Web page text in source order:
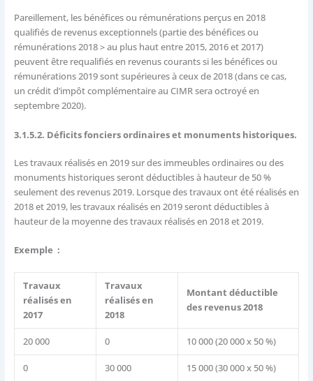
Pareillement, les bénéfices ou rémunérations perçus en 2018
qualifiés de revenus exceptionnels (partie des bénéfices ou
rémunérations 2018 > au plus haut entre 2015, 2016 et 2017)
peuvent être requalifiés en revenus courants si les bénéfices ou
rémunérations 2019 sont supérieures à ceux de 2018 (dans ce cas,
un crédit d’impôt complémentaire au CIMR sera octroyé en
septembre 2020).
3.1.5.2. Déficits fonciers ordinaires et monuments historiques.
Les travaux réalisés en 2019 sur des immeubles ordinaires ou des
monuments historiques seront déductibles à hauteur de 50 %
seulement des revenus 2019. Lorsque des travaux ont été réalisés en
2018 et 2019, les travaux réalisés en 2019 seront déductibles à
hauteur de la moyenne des travaux réalisés en 2018 et 2019.
Exemple :
Travaux
réalisés en
2017
Travaux
réalisés en
2018
Montant déductible
des revenus 2018
20 000 0 10 000 (20 000 x 50 %)
0 30 000 15 000 (30 000 x 50 %)